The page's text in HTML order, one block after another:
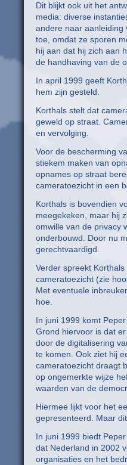
Dit blijkt ook uit het
media: diverse
andere naar aanleiding
toe, omdat ze sporen
hij aan dat hij zich aan
de handhaving van de
In april 1999 geeft
hem zijn gesteld.
Korthals stelt dat
geweld op straat.
en vervolging.
Voor de bescherming
stiekem maken van
opnames op straat
cameratoezicht in een
Korthals is bovendien
meegekeken, maar hij
omwille van de privacy
onderbouwd. Door nu
gerechtvaardigd.
Verder spreekt
cameratoezicht (zie
Met eventuele
hoe.
In juni 1999 komt
Grond hiervoor is dat
door de digitalisering
te komen. Ook ziet hij
cameratoezicht draagt
op ongemerkte wijze
waarden van de
Hiermee lijkt voor het
gepresenteerd. Maar
In juni 1999 biedt
dat Nederland in 2002
organisaties en het